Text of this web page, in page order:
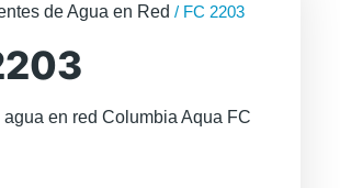
de Agua en Red / FC 2203
agua en red Columbia Aqua FC